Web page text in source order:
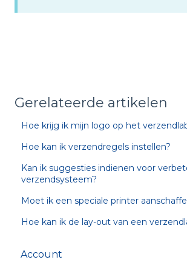
Gerelateerde artikelen
Hoe krijg ik mijn logo op het
Hoe kan ik verzendregels instellen?
Kan ik suggesties indienen voor
verzendsysteem?
Moet ik een speciale printer
Hoe kan ik de lay-out van een
Account